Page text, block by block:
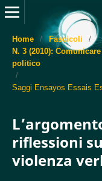
Home / Fascicoli
/
N. 3 (2010):
politico
/
Saggi Ensayos Essais
riflessioni
violenza